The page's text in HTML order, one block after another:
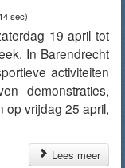
sec)
19 april tot
In Barendrecht
activiteiten
demonstraties,
op vrijdag 25 april,
Lees meer